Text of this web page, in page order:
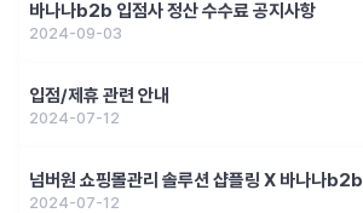
바나나b2b 입점사 정산 수수료 공지사항
2024-09-03
입점/제휴 관련 안내
2024-07-12
넘버원 쇼핑몰관리 솔루션 샵플링 X 바나나b2b
2024-07-12